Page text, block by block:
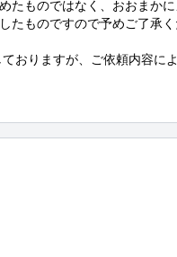
ものではなく、おおまか
たものですので予めご了承く
おりますが、ご依頼内容に